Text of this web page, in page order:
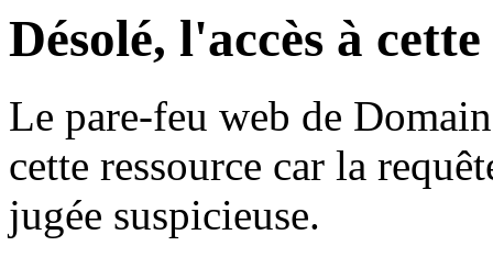
Désolé, l'accès à
Le pare-feu web de
cette ressource car la
jugée suspicieuse.